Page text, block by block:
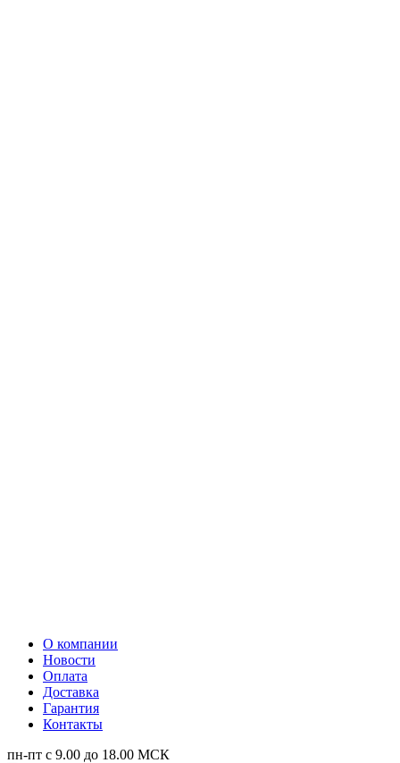
О компании
Новости
Оплата
Доставка
Гарантия
Контакты
пн-пт с 9.00 до 18.00 МСК